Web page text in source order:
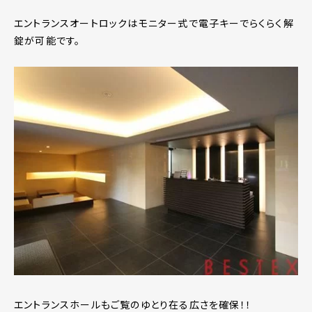
エントランスオートロックはモニター式で電子キーでらくらく解
錠が可能です。
エントランスホールもご覧のゆとり在る広さを確保！！